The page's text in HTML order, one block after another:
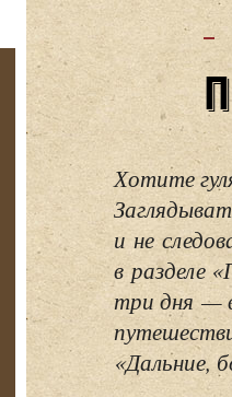
Хотите
и не
в разделе
три дня —
«Дальние,